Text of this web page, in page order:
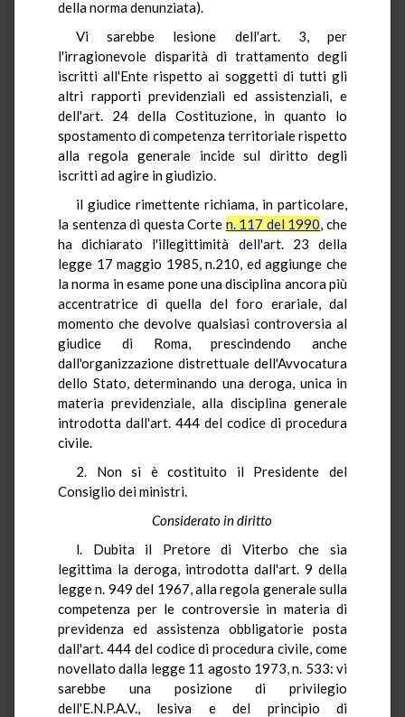
della norma denunziata).
Vi sarebbe lesione dell'art. 3, per
l'irragionevole disparità di trattamento degli
iscritti all'Ente rispetto ai soggetti di tutti gli
altri rapporti previdenziali ed assistenziali, e
dell'art. 24 della Costituzione, in quanto lo
spostamento di competenza territoriale rispetto
alla regola generale incide sul diritto degli
iscritti ad agire in giudizio.
il giudice rimettente richiama, in particolare,
la sentenza di questa Corte n. 117 del 1990, che
ha dichiarato l'illegittimità dell'art. 23 della
legge 17 maggio 1985, n.210, ed aggiunge che
la norma in esame pone una disciplina ancora più
accentratrice di quella del foro erariale, dal
momento che devolve qualsiasi controversia al
giudice di Roma, prescindendo anche
dall'organizzazione distrettuale dell'Avvocatura
dello Stato, determinando una deroga, unica in
materia previdenziale, alla disciplina generale
introdotta dall'art. 444 del codice di procedura
civile.
2. Non si è costituito il Presidente del
Consiglio dei ministri.
Considerato in diritto
l. Dubita il Pretore di Viterbo che sia
legittima la deroga, introdotta dall'art. 9 della
legge n. 949 del 1967, alla regola generale sulla
competenza per le controversie in materia di
previdenza ed assistenza obbligatorie posta
dall'art. 444 del codice di procedura civile, come
novellato dalla legge 11 agosto 1973, n. 533: vi
sarebbe una posizione di privilegio
dell'E.N.P.A.V., lesiva e del principio di